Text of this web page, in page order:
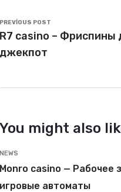
PREVIOUS POST
R7 casino – Фриспины
джекпот
You might also
NEWS
Monro casino — Рабочее
игровые автоматы